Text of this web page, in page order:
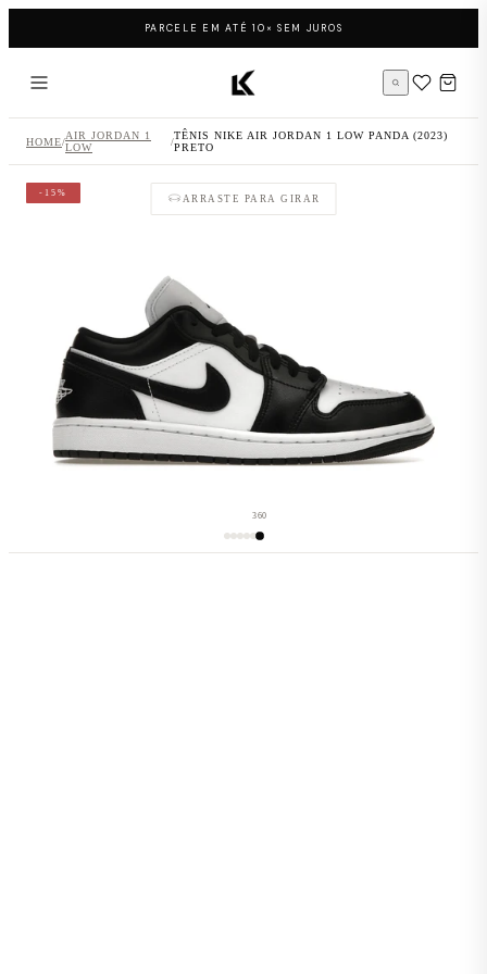
PARCELE EM ATÉ 10× SEM JUROS
Página inicial LK Sneakers
HOME/AIR JORDAN 1
LOW
/TÊNIS NIKE AIR JORDAN 1 LOW PANDA (2023)
PRETO
-15%
ARRASTE PARA GIRAR